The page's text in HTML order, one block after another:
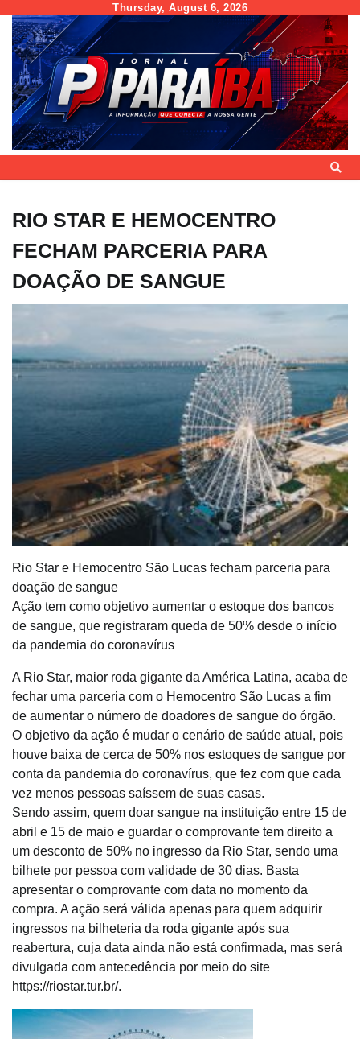
content
Thursday, August 6, 2026
RIO STAR E HEMOCENTRO
FECHAM PARCERIA PARA
DOAÇÃO DE SANGUE
Rio Star e Hemocentro São Lucas fecham parceria para
doação de sangue
Ação tem como objetivo aumentar o estoque dos bancos
de sangue, que registraram queda de 50% desde o início
da pandemia do coronavírus
A Rio Star, maior roda gigante da América Latina, acaba de
fechar uma parceria com o Hemocentro São Lucas a fim
de aumentar o número de doadores de sangue do órgão.
O objetivo da ação é mudar o cenário de saúde atual, pois
houve baixa de cerca de 50% nos estoques de sangue por
conta da pandemia do coronavírus, que fez com que cada
vez menos pessoas saíssem de suas casas.
Sendo assim, quem doar sangue na instituição entre 15 de
abril e 15 de maio e guardar o comprovante tem direito a
um desconto de 50% no ingresso da Rio Star, sendo uma
bilhete por pessoa com validade de 30 dias. Basta
apresentar o comprovante com data no momento da
compra. A ação será válida apenas para quem adquirir
ingressos na bilheteria da roda gigante após sua
reabertura, cuja data ainda não está confirmada, mas será
divulgada com antecedência por meio do site
https://riostar.tur.br/.